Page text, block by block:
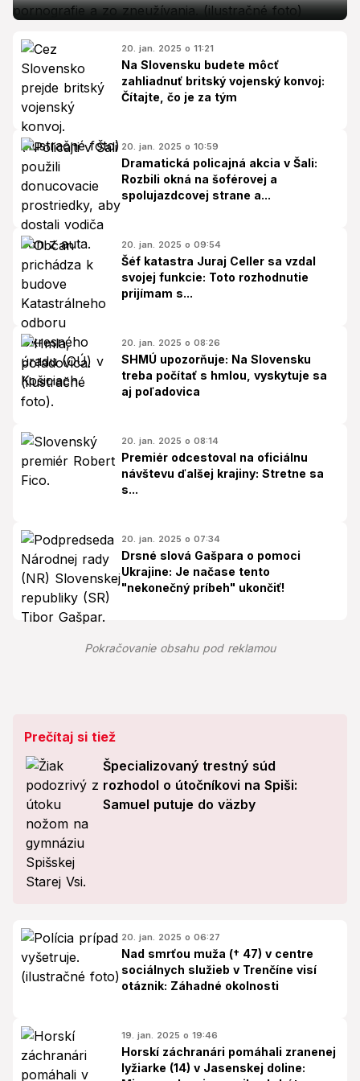
20. jan. 2025 o 11:21
Na Slovensku budete môcť
zahliadnuť britský vojenský konvoj:
Čítajte, čo je za tým
20. jan. 2025 o 10:59
Dramatická policajná akcia v Šali:
Rozbili okná na šoférovej a
spolujazdcovej strane a...
20. jan. 2025 o 09:54
Šéf katastra Juraj Celler sa vzdal
svojej funkcie: Toto rozhodnutie
prijímam s...
20. jan. 2025 o 08:26
SHMÚ upozorňuje: Na Slovensku
treba počítať s hmlou, vyskytuje sa
aj poľadovica
20. jan. 2025 o 08:14
Premiér odcestoval na oficiálnu
návštevu ďalšej krajiny: Stretne sa
s...
20. jan. 2025 o 07:34
Drsné slová Gašpara o pomoci
Ukrajine: Je načase tento
"nekonečný príbeh" ukončiť!
Pokračovanie obsahu pod reklamou
Prečítaj si tiež
Špecializovaný trestný súd
rozhodol o útočníkovi na Spiši:
Samuel putuje do väzby
20. jan. 2025 o 06:27
Nad smrťou muža († 47) v centre
sociálnych služieb v Trenčíne visí
otáznik: Záhadné okolnosti
19. jan. 2025 o 19:46
Horskí záchranári pomáhali zranenej
lyžiarke (14) v Jasenskej doline: